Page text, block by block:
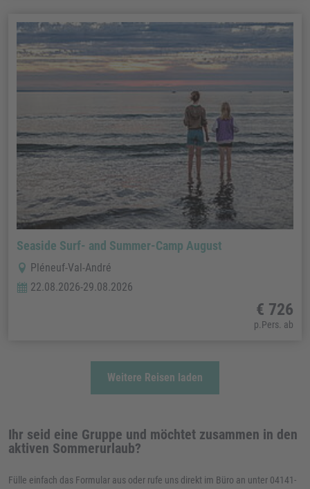
Seaside Surf- and Summer-Camp August
Pléneuf-Val-André
22.08.2026-29.08.2026
€ 726
p.Pers. ab
Weitere Reisen laden
Ihr seid eine Gruppe und möchtet zusammen in den
aktiven Sommerurlaub?
Fülle einfach das Formular aus oder rufe uns direkt im Büro an unter 04141-